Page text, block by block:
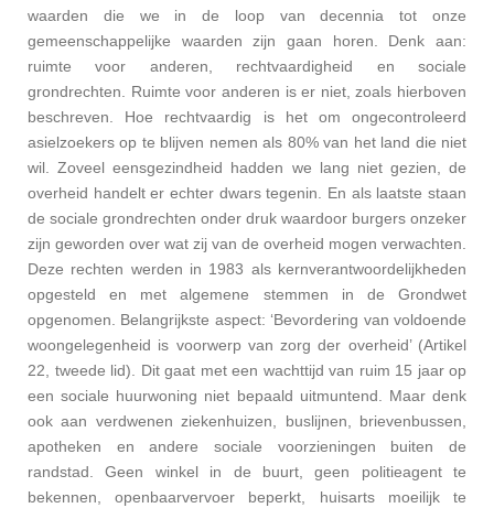
waarden die we in de loop van decennia tot onze
gemeenschappelijke waarden zijn gaan horen. Denk aan:
ruimte voor anderen, rechtvaardigheid en sociale
grondrechten. Ruimte voor anderen is er niet, zoals hierboven
beschreven. Hoe rechtvaardig is het om ongecontroleerd
asielzoekers op te blijven nemen als 80% van het land die niet
wil. Zoveel eensgezindheid hadden we lang niet gezien, de
overheid handelt er echter dwars tegenin. En als laatste staan
de sociale grondrechten onder druk waardoor burgers onzeker
zijn geworden over wat zij van de overheid mogen verwachten.
Deze rechten werden in 1983 als kernverantwoordelijkheden
opgesteld en met algemene stemmen in de Grondwet
opgenomen. Belangrijkste aspect: ‘Bevordering van voldoende
woongelegenheid is voorwerp van zorg der overheid’ (Artikel
22, tweede lid). Dit gaat met een wachttijd van ruim 15 jaar op
een sociale huurwoning niet bepaald uitmuntend. Maar denk
ook aan verdwenen ziekenhuizen, buslijnen, brievenbussen,
apotheken en andere sociale voorzieningen buiten de
randstad. Geen winkel in de buurt, geen politieagent te
bekennen, openbaarvervoer beperkt, huisarts moeilijk te